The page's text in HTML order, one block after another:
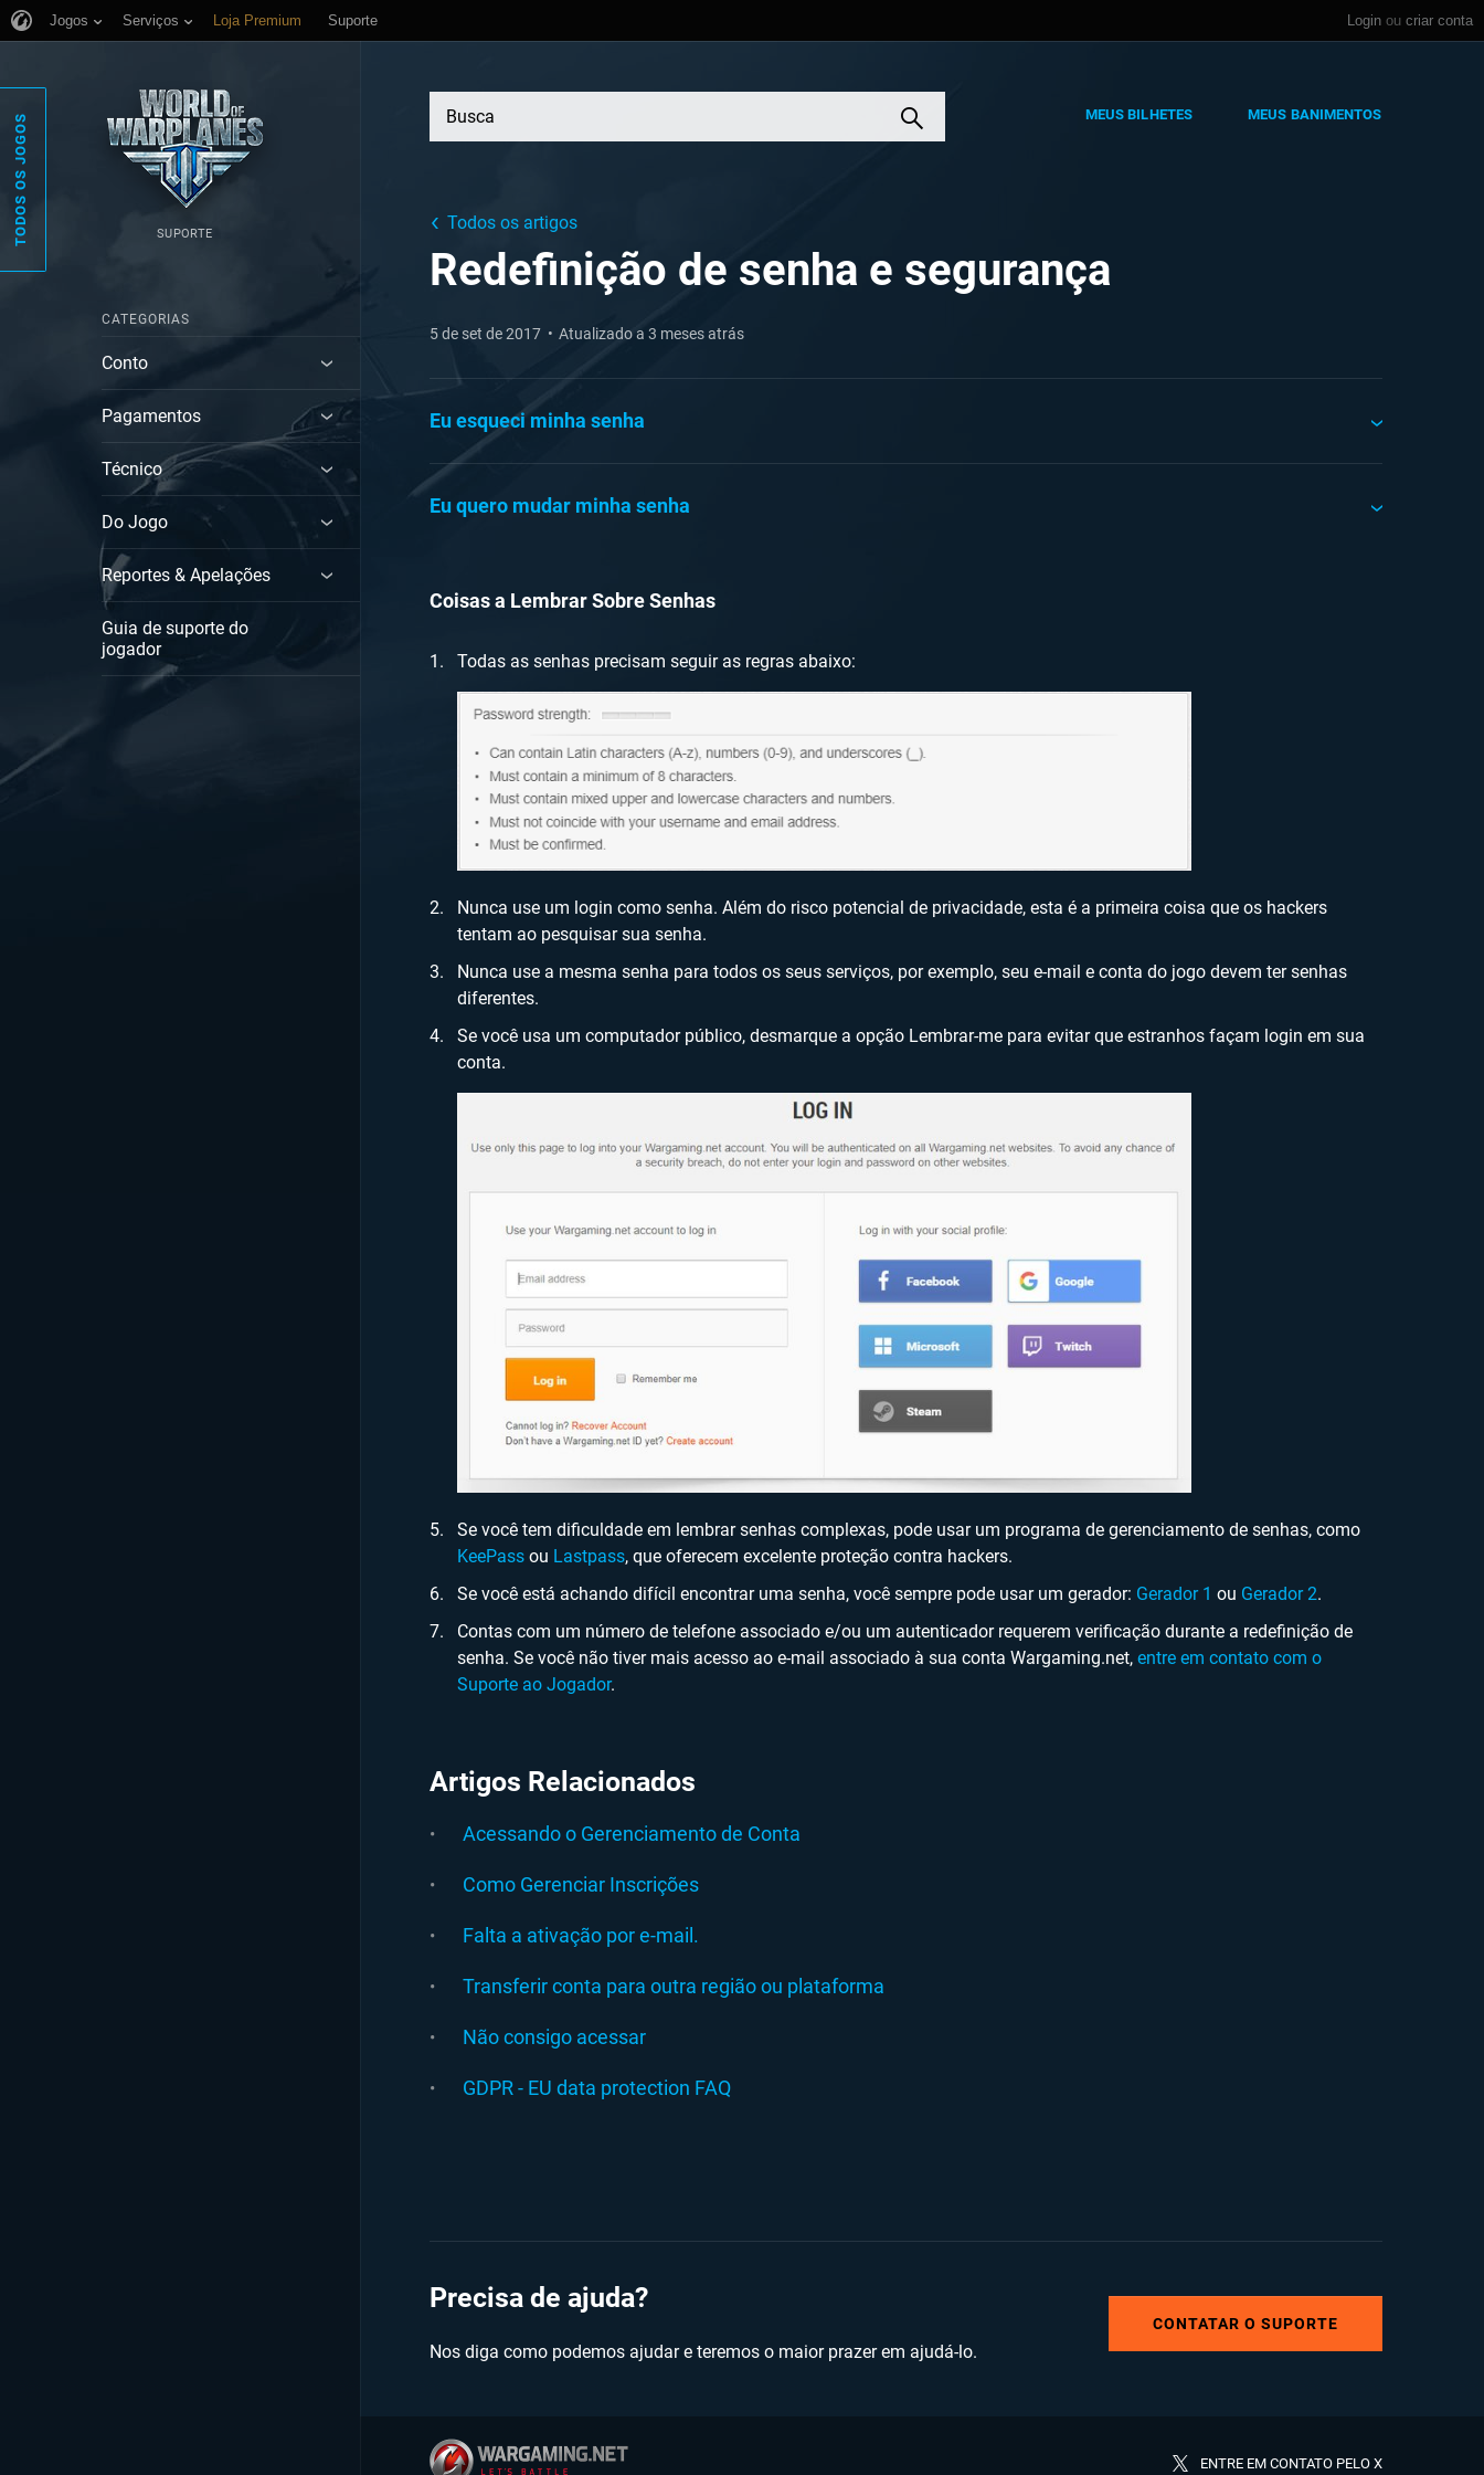
Login ou criar conta
Jogos Serviços Loja Premium Suporte
TODOS OS JOGOS SUPORTE
CATEGORIAS
Conto
Pagamentos
Técnico
Do Jogo
Reportes & Apelações
Guia de suporte do
jogador
MEUS BILHETES MEUS BANIMENTOS
Todos os artigos
Redefinição de senha e segurança
5 de set de 2017 Atualizado a 3 meses atrás
Eu esqueci minha senha
Eu quero mudar minha senha
Coisas a Lembrar Sobre Senhas
Todas as senhas precisam seguir as regras abaixo:
Nunca use um login como senha. Além do risco potencial de privacidade, esta é a primeira coisa que os hackers
tentam ao pesquisar sua senha.
Nunca use a mesma senha para todos os seus serviços, por exemplo, seu e-mail e conta do jogo devem ter senhas
diferentes.
Se você usa um computador público, desmarque a opção Lembrar-me para evitar que estranhos façam login em sua
conta.
Se você tem dificuldade em lembrar senhas complexas, pode usar um programa de gerenciamento de senhas, como
KeePass ou Lastpass, que oferecem excelente proteção contra hackers.
Se você está achando difícil encontrar uma senha, você sempre pode usar um gerador: Gerador 1 ou Gerador 2.
Contas com um número de telefone associado e/ou um autenticador requerem verificação durante a redefinição de
senha. Se você não tiver mais acesso ao e-mail associado à sua conta Wargaming.net,entre em contato com o
Suporte ao Jogador.
Artigos Relacionados
Acessando o Gerenciamento de Conta
Como Gerenciar Inscrições
Falta a ativação por e-mail.
Transferir conta para outra região ou plataforma
Não consigo acessar
GDPR - EU data protection FAQ
Precisa de ajuda?
Nos diga como podemos ajudar e teremos o maior prazer em ajudá-lo.
CONTATAR O SUPORTE
ENTRE EM CONTATO PELO X